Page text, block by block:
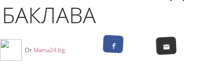
БАКЛАВА
От Mama24.bg